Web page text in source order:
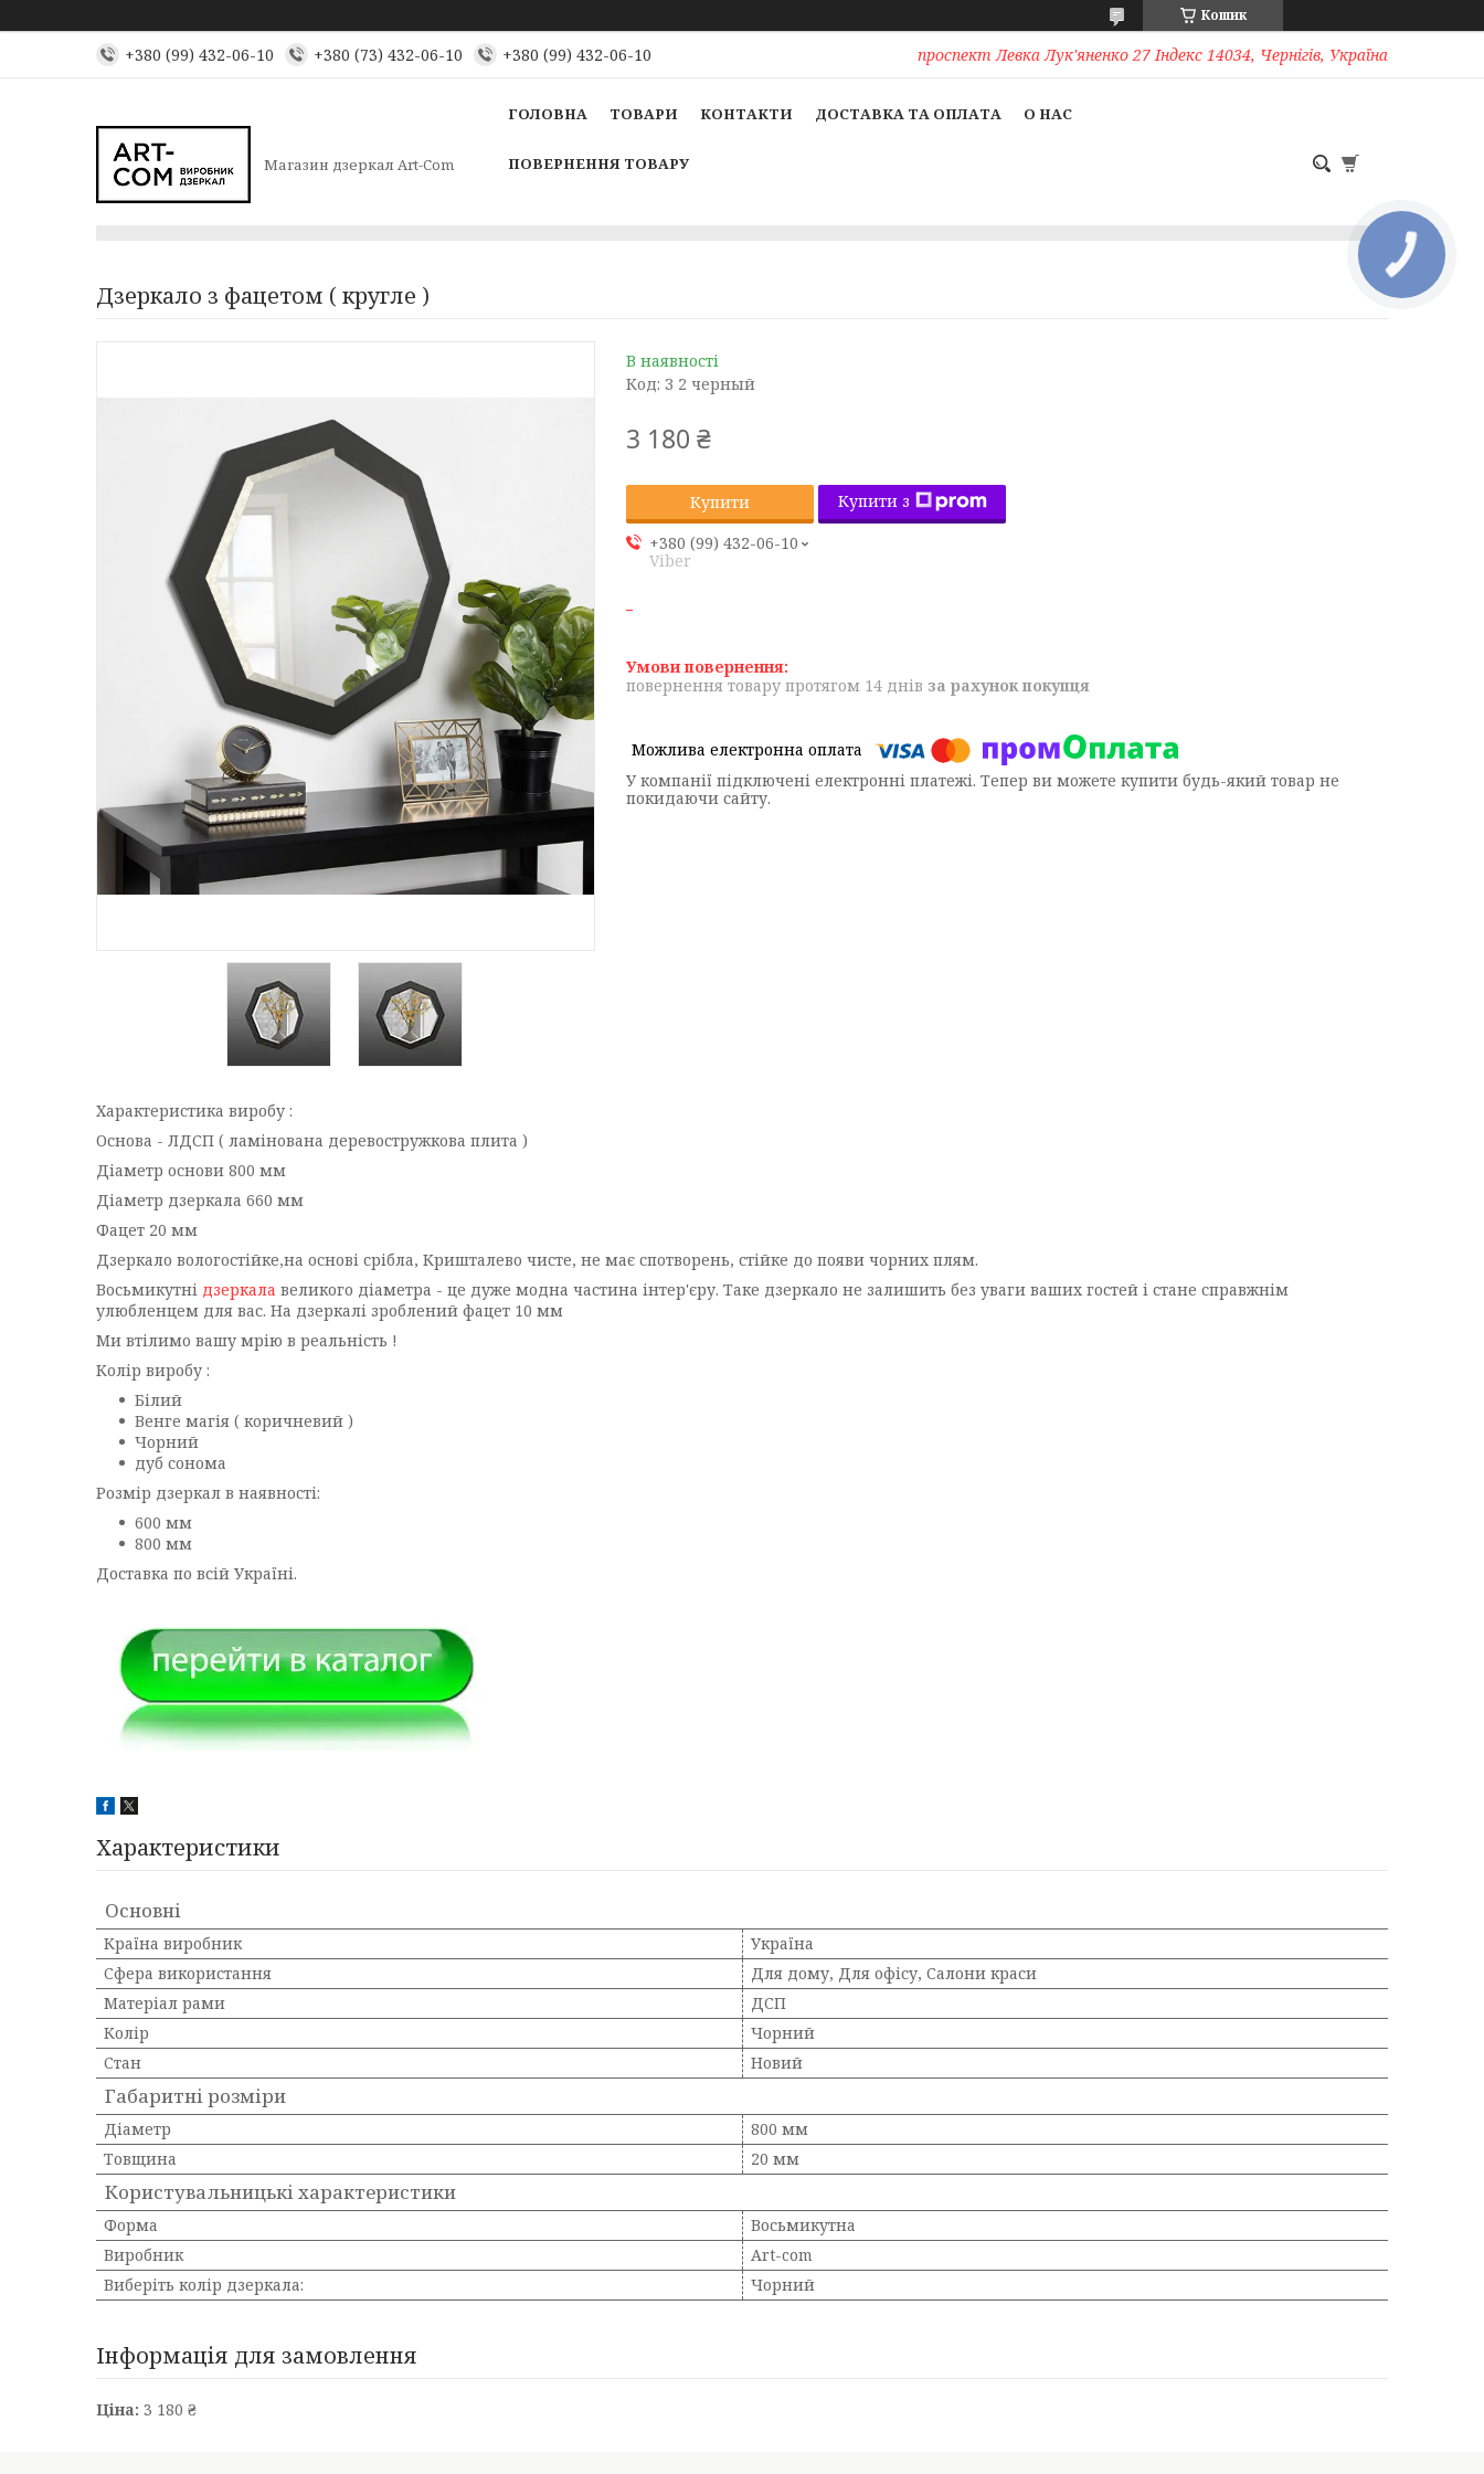
Кошик
+380 (99) 432-06-10 +380 (73) 432-06-10 +380 (99) 432-06-10 проспект Левка Лук'яненко 27 Індекс 14034, Чернігів, Україна
Магазин дзеркал Art-Com
ГОЛОВНА ТОВАРИ КОНТАКТИ ДОСТАВКА ТА ОПЛАТА О НАС
ПОВЕРНЕННЯ ТОВАРУ
Дзеркало з фацетом ( кругле )
В наявності
Код: З 2 черный
3 180 ₴
Купити
Купити з
+380 (99) 432-06-10
Viber
повернення товару протягом 14 днів за рахунок покупця
У компанії підключені електронні платежі. Тепер ви можете купити будь-який товар не
покидаючи сайту.
Характеристика виробу :
Основа - ЛДСП ( ламінована деревостружкова плита )
Діаметр основи 800 мм
Діаметр дзеркала 660 мм
Фацет 20 мм
Дзеркало вологостійке,на основі срібла, Кришталево чисте, не має спотворень, стійке до появи чорних плям.
Восьмикутні дзеркала великого діаметра - це дуже модна частина інтер'єру. Таке дзеркало не залишить без уваги ваших гостей і стане справжнім
улюбленцем для вас. На дзеркалі зроблений фацет 10 мм
Ми втілимо вашу мрію в реальність !
Колір виробу :
Білий
Венге магія ( коричневий )
Чорний
дуб сонома
Розмір дзеркал в наявності:
600 мм
800 мм
Доставка по всій Україні.
Характеристики
Основні
Країна виробник
Україна
Сфера використання
Для дому, Для офісу, Салони краси
Матеріал рами
ДСП
Колір
Чорний
Стан
Новий
Габаритні розміри
Діаметр
800 мм
Товщина
20 мм
Користувальницькі характеристики
Форма
Восьмикутна
Виробник
Art-com
Виберіть колір дзеркала:
Чорний
Інформація для замовлення
Ціна: 3 180 ₴